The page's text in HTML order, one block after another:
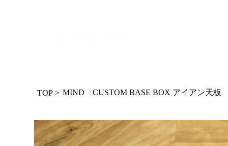
TOP > MIND CUSTOM BASE BOX アイアン天板